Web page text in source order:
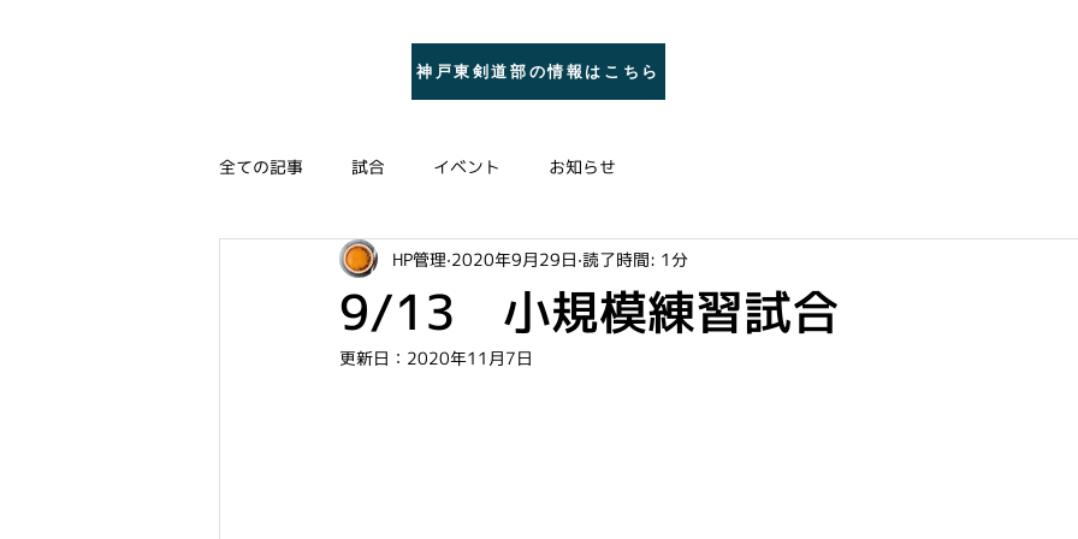
神戸東剣道部の情報はこちら
全ての記事 試合 イベント お知らせ
9/13 小規模練習試合
HP管理 2020年9月29日 読了時間: 1分
更新日： 2020年11月7日